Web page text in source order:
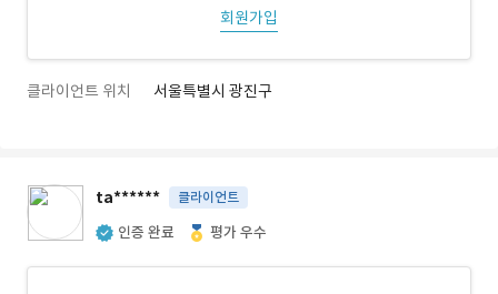
회원가입
클라이언트 위치 서울특별시 광진구
ta****** 클라이언트
인증 완료 평가 우수